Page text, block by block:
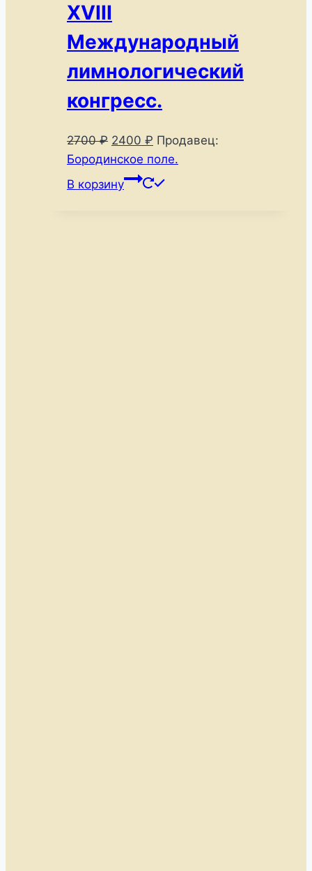
XVIII
Международный
лимнологический
конгресс.
2700₽ Первоначальная
цена
составляла
2400 ₽ Текущая
цена:
2400 ₽.
Продавец:
Бородинское поле.
В корзину